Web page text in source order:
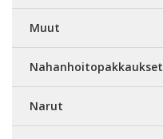
Muut
Nahanhoitopakkaukset
Narut